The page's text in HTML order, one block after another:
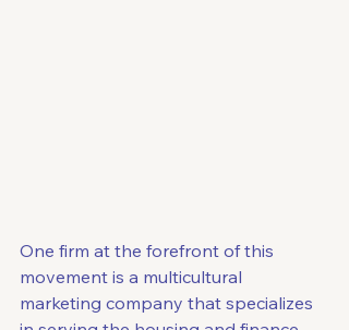
One firm at the forefront of this
movement is a multicultural
marketing company that specializes